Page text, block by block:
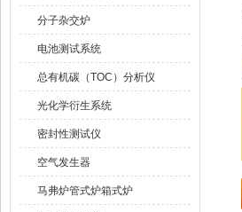
分子杂交炉
电池测试系统
总有机碳（TOC）分析仪
光化学衍生系统
密封性测试仪
空气发生器
马弗炉管式炉箱式炉